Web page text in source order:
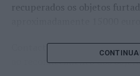
recuperados os objetos
Contactado o legítimo
ao reconhecimento dos